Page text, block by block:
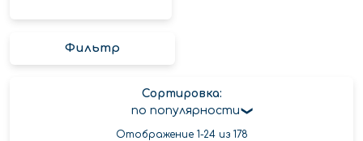
Фильтр
Сортировка:
по популярности
Отображение 1-24 из 178